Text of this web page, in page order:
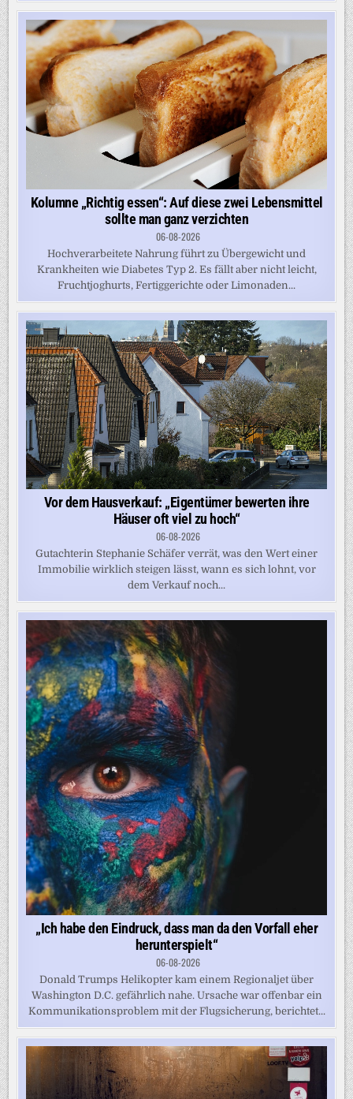
Kolumne „Richtig essen“: Auf diese zwei Lebensmittel
sollte man ganz verzichten
06-08-2026
Hochverarbeitete Nahrung führt zu Übergewicht und
Krankheiten wie Diabetes Typ 2. Es fällt aber nicht leicht,
Fruchtjoghurts, Fertiggerichte oder Limonaden...
Vor dem Hausverkauf: „Eigentümer bewerten ihre
Häuser oft viel zu hoch“
06-08-2026
Gutachterin Stephanie Schäfer verrät, was den Wert einer
Immobilie wirklich steigen lässt, wann es sich lohnt, vor
dem Verkauf noch...
„Ich habe den Eindruck, dass man da den Vorfall eher
herunterspielt“
06-08-2026
Donald Trumps Helikopter kam einem Regionaljet über
Washington D.C. gefährlich nahe. Ursache war offenbar ein
Kommunikationsproblem mit der Flugsicherung, berichtet...